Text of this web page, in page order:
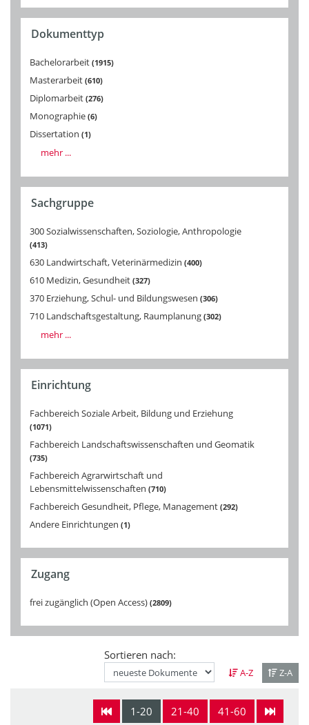
Dokumenttyp
Bachelorarbeit 1915
Masterarbeit 610
Diplomarbeit 276
Monographie 6
Dissertation 1
mehr ...
Sachgruppe
300 Sozialwissenschaften, Soziologie, Anthropologie
413
630 Landwirtschaft, Veterinärmedizin 400
610 Medizin, Gesundheit 327
370 Erziehung, Schul- und Bildungswesen 306
710 Landschaftsgestaltung, Raumplanung 302
mehr ...
Einrichtung
Fachbereich Soziale Arbeit, Bildung und Erziehung
1071
Fachbereich Landschaftswissenschaften und Geomatik
735
Fachbereich Agrarwirtschaft und
Lebensmittelwissenschaften 710
Fachbereich Gesundheit, Pflege, Management 292
Andere Einrichtungen 1
Zugang
frei zugänglich (Open Access) 2809
Sortieren nach:
A-Z Z-A
1-20 21-40
41-60